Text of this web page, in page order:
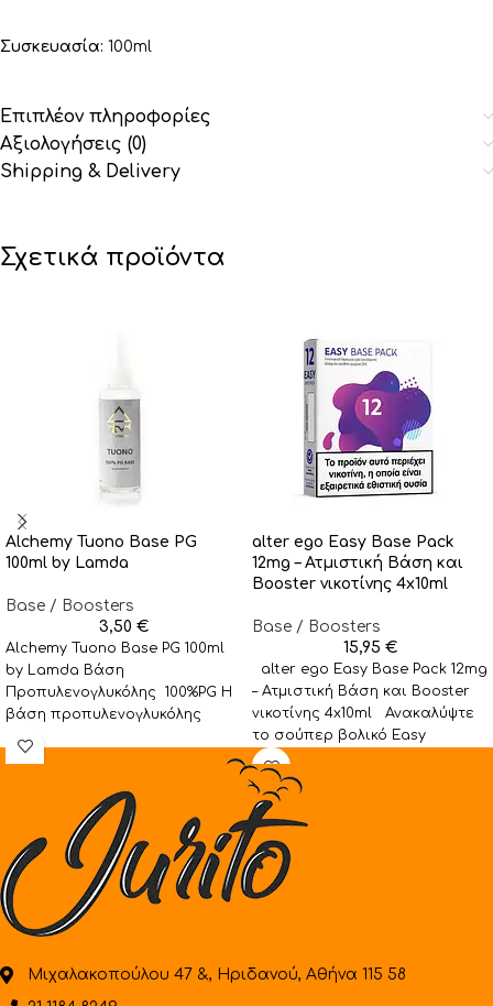
Συσκευασία: 100ml
Επιπλέον πληροφορίες
Αξιολογήσεις (0)
Shipping & Delivery
Σχετικά προϊόντα
Alchemy Tuono Base PG
100ml by Lamda
Base / Boosters
3,50 €
Alchemy Tuono Base PG 100ml
by Lamda Βάση
Προπυλενογλυκόλης 100%PG Η
βάση προπυλενογλυκόλης
βασίζεται για την παραγωγή
alter ego Easy Base Pack
12mg – Ατμιστική Βάση και
Booster νικοτίνης 4x10ml
Base / Boosters
15,95 €
alter ego Easy Base Pack 12mg
– Ατμιστική Βάση και Booster
νικοτίνης 4x10ml Ανακαλύψτε
το σούπερ βολικό Easy
Μιχαλακοπούλου 47 &, Ηριδανού, Αθήνα 115 58